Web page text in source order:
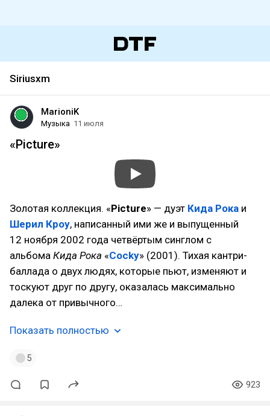
Siriusxm
MarioniK
Музыка 11 июля
«Picture»
Золотая коллекция. «Picture» — дуэт Кида Рока и
Шерил Кроу, написанный ими же и выпущенный
12 ноября 2002 года четвёртым синглом с
альбома Кида Рока «Cocky» (2001). Тихая кантри-
баллада о двух людях, которые пьют, изменяют и
тоскуют друг по другу, оказалась максимально
далека от привычного…
Показать полностью
5
923